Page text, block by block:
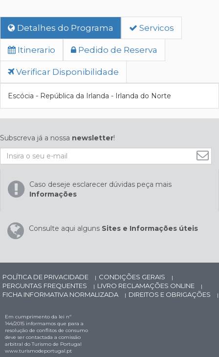
Detalhes do Programa Servicos
Itinerario Pedido de Reserva
Verificar Disponibilidade
Escócia - República da Irlanda - Irlanda do Norte
Subscreva já a nossa newsletter!
Caso deseje esclarecer dúvidas peça mais
Informações
Consulte aqui alguns Sites e Informações úteis
POLÍTICA DE PRIVACIDADE | CONDIÇÕES GERAIS |
PERGUNTAS FREQUENTES | LIVRO RECLAMAÇÕES ONLINE |
FICHA INFORMATIVA NORMALIZADA | DIREITOS E OBRIGAÇÕES |
Em cumprimento da lei nº
144/2015 informamos que para a
resolução de conflitos de consumo
deve ser contactada a comissão
arbitral do Turismo de Portugal
www.turismodeportugal.pt